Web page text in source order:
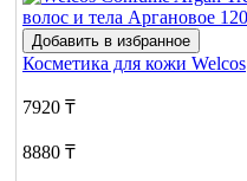
Добавить в избранное
Косметика для кожи Welcos
7920 ₸
8880 ₸